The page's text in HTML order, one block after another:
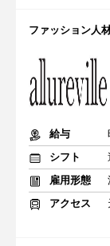
ファッション人
給与
シフト
雇用形態
アクセス